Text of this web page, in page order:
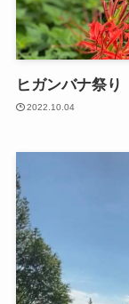
ヒガンバナ祭り
2022.10.04